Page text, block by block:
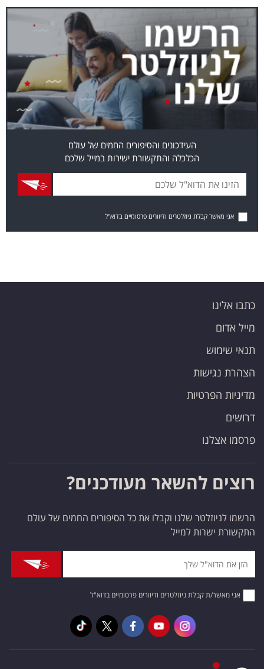
העידכונים והסיפורים החמים של עולם
הכלכלה והתקשורת ישירות במייל שלכם
אני מאשר קבלת ניוזלטרים ודיוורים פרסומיים בדוא"ל
כתבו אלינו
מייל אדום
תנאי שימוש
הצהרת נגישות
מדיניות הפרטיות
דרושים
פרסמו אצלנו
רוצים להשאר מעודכנים?
הרשמו לניוזלטר שלנו וקבלו את כל הסיפורים החמים של עולם
התקשורת ישרות למייל
אני מאשר/ת קבלת ניוזלטרים ודיוורים פרסומיים בדוא"ל